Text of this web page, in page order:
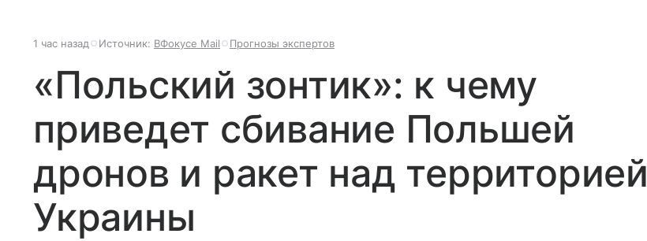
1 час назад Источник: ВФокусе Mail Прогнозы экспертов
«Польский зонтик»: к чему
приведет сбивание Польшей
дронов и ракет над территорией
Украины